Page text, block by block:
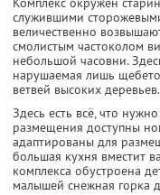
служившими
величественно
смолистым частоколом
небольшой часовни.
нарушаемая лишь
ветвей высоких
Здесь есть всё, что
размещения доступны
адаптированы для
большая кухня вместит
комплекса обустроена
малышей снежная горка